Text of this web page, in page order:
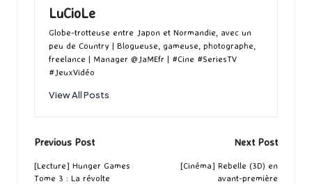
LuCioLe
Globe-trotteuse entre Japon et Normandie, avec un
peu de Country | Blogueuse, gameuse, photographe,
freelance | Manager @JaMEfr | #Cine #SeriesTV
#JeuxVidéo
View All Posts
Post
navigation
Previous Post
[Lecture] Hunger Games
Tome 3 : La révolte
Next Post
[Cinéma] Rebelle (3D) en
avant-première